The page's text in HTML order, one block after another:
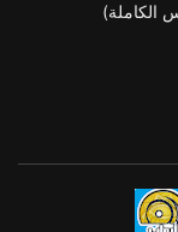
الكاملة)